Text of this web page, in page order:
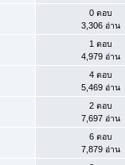
0 ตอบ
3,306 อ่าน
1 ตอบ
4,979 อ่าน
4 ตอบ
5,469 อ่าน
2 ตอบ
7,697 อ่าน
6 ตอบ
7,879 อ่าน